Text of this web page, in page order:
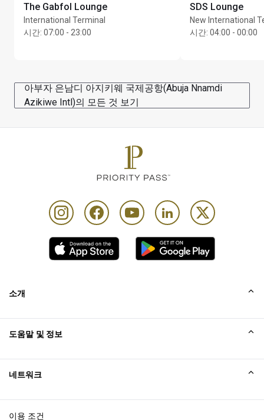
The Gabfol Lounge
International Terminal
시간: 07:00 - 23:00
SDS Lounge
New International
시간: 04:00 - 00:00
아부자 은남디 아지키웨 국제공항(Abuja Nnamdi
Azikiwe Intl)의 모든 것 보기
소개
Excellence Awards
도움말 및 정보
네트워크
이용 조건